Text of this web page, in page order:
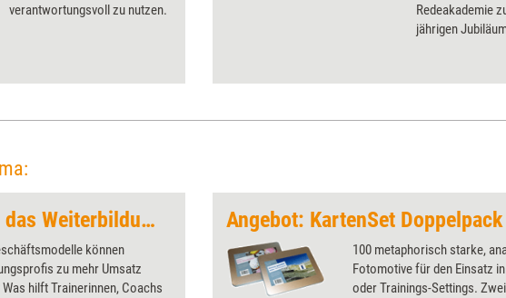
verantwortungsvoll zu nutzen.
Redeakademie
jährigen
Erfolgsstrategien für das Weiterbildungsbusiness
können
zu mehr Umsatz
hilft Trainerinnen, Coachs
Angebot: KartenSet Doppelpack
100 metaphorisch starke,
Fotomotive für den Einsatz
oder Trainings-Settings.